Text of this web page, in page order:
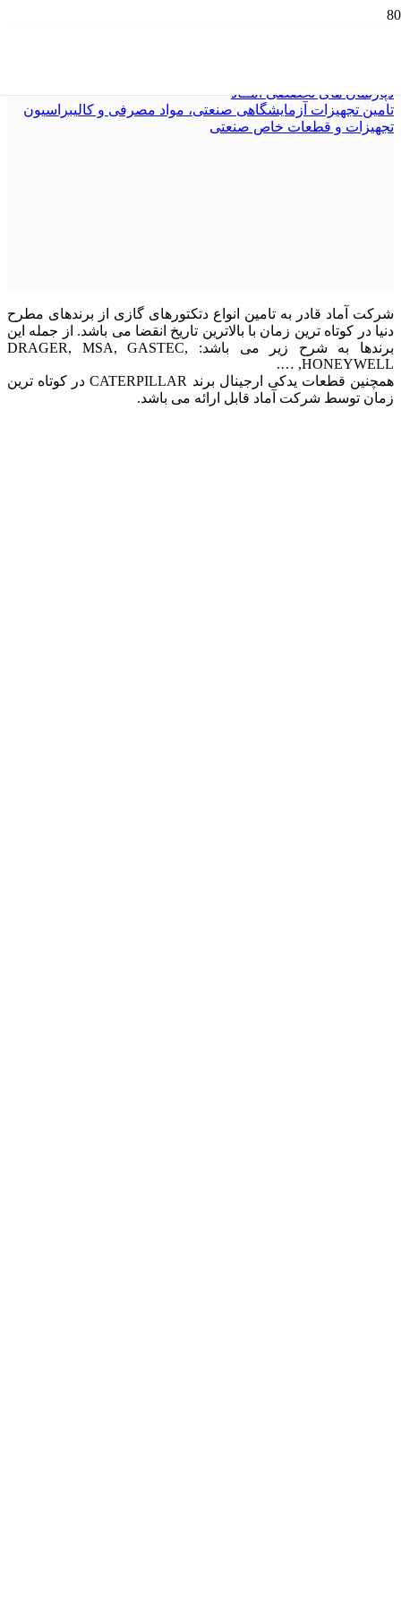
دپارتمان های تخصصی آمــاد
تامین تجهیزات آزمایشگاهی صنعتی، مواد مصرفی و کالیبراسیون
تجهیزات و قطعات خاص صنعتی
شرکت آماد قادر به تامین انواع دتکتورهای گازی از برندهای مطرح
دنیا در کوتاه ترین زمان با بالاترین تاریخ انقضا می باشد. از جمله این
برندها به شرح زیر می باشد:
DRAGER, MSA, GASTEC,
HONEYWELL, ….
همچنین قطعات یدکی ارجینال برند CATERPILLAR در کوتاه ترین
زمان توسط شرکت آماد قابل ارائه می باشد.